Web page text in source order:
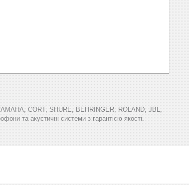
YAMAHA, CORT, SHURE, BEHRINGER, ROLAND, JBL,
та акустичні системи з гарантією якості.